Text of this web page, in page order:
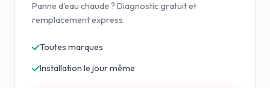
Panne d'eau chaude ? Diagnostic gratuit et
remplacement express.
Toutes marques
Installation le jour même